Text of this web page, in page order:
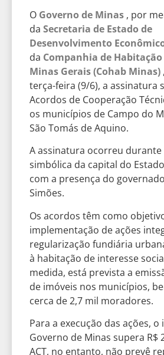
O Governo de Minas , por
da Secretaria de Estado de
Desenvolvimento
da Companhia de Habitação
Minas Gerais (Cohab Minas)
terça-feira (9/6), a assinatura
Acordos de Cooperação
os municípios de Campo do
São Tomás de Aquino.
A assinatura ocorreu
simbólica da capital do
com a presença do
Simões.
Os acordos têm como
implementação de ações
regularização fundiária
à habitação de interesse
medida, está prevista a
de imóveis nos municípios,
cerca de 2,7 mil moradores.
Para a execução das ações,
Governo de Minas supera R$
ACT, no entanto, não prevê